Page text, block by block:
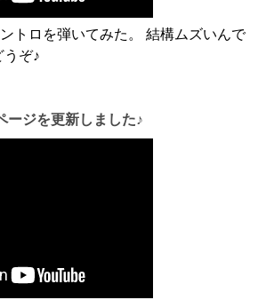
トロを弾いてみた。 結構ムズいんで
うぞ♪
ージを更新しました♪